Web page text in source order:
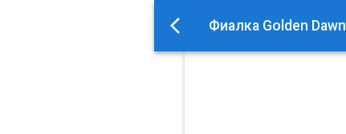
Фиалка Golden Dawn